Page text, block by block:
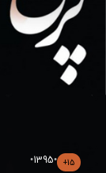
15+
•
1395
•